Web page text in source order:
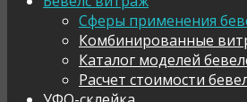
Сферы применения
Комбинированные
Каталог моделей
Расчет стоимости